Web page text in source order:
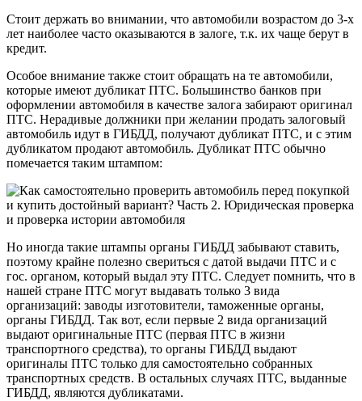
Стоит держать во внимании, что автомобили возрастом до 3-х
лет наиболее часто оказываются в залоге, т.к. их чаще берут в
кредит.
Особое внимание также стоит обращать на те автомобили,
которые имеют дубликат ПТС. Большинство банков при
оформлении автомобиля в качестве залога забирают оригинал
ПТС. Нерадивые должники при желании продать залоговый
автомобиль идут в ГИБДД, получают дубликат ПТС, и с этим
дубликатом продают автомобиль. Дубликат ПТС обычно
помечается таким штампом:
Но иногда такие штампы органы ГИБДД забывают ставить,
поэтому крайне полезно свериться с датой выдачи ПТС и с
гос. органом, который выдал эту ПТС. Следует помнить, что в
нашей стране ПТС могут выдавать только 3 вида
организаций: заводы изготовители, таможенные органы,
органы ГИБДД. Так вот, если первые 2 вида организаций
выдают оригинальные ПТС (первая ПТС в жизни
транспортного средства), то органы ГИБДД выдают
оригиналы ПТС только для самостоятельно собранных
транспортных средств. В остальных случаях ПТС, выданные
ГИБДД, являются дубликатами.